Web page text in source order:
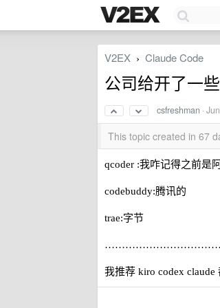
V2EX › Claude Code
公司给开了一
csfreshman ·
This topic created in 67
qcoder :我咋记得之前是
codebuddy:腾讯的
trae:字节
我推荐 kiro codex claude